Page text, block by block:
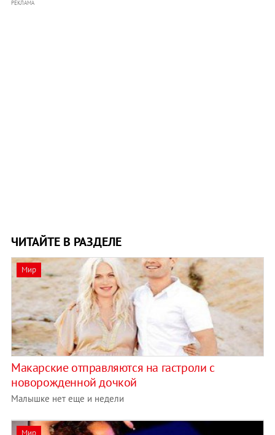
РЕКЛАМА
ЧИТАЙТЕ В РАЗДЕЛЕ
Мир
Макарские отправляются на гастроли с
новорожденной дочкой
Малышке нет еще и недели